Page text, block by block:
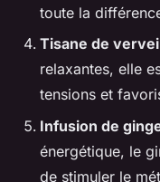
toute la
Tisane de
relaxantes, elle
tensions et
Infusion de
énergétique, le
de stimuler le